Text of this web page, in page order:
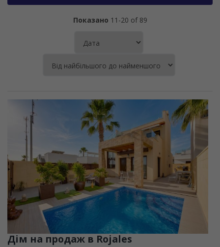
Показано 11-20 of 89
Дім на продаж в Rojales